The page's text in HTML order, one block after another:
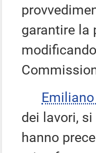
garantire la
Emiliano
dei lavori,
hanno